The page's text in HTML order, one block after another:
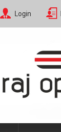
Login